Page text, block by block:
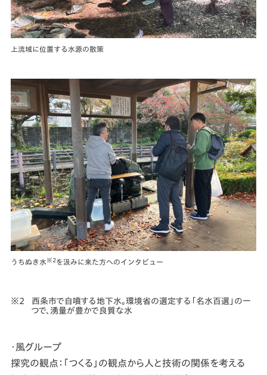
上流域に位置する水源の散策
うちぬき水 ※2を汲みに来た方へのインタビュー
西条市で自噴する地下水。環境省の選定する「名水百選」の一
つで、湧量が豊かで良質な水
・風グループ
探究の観点：「つくる」の観点から人と技術の関係を考える